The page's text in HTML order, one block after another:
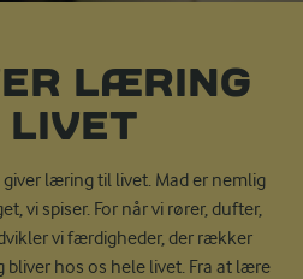
LÆRING
LIVET
giver læring til livet. Mad er nemlig
vi spiser. For når vi rører, dufter,
vi færdigheder, der rækker
hos os hele livet. Fra at lære